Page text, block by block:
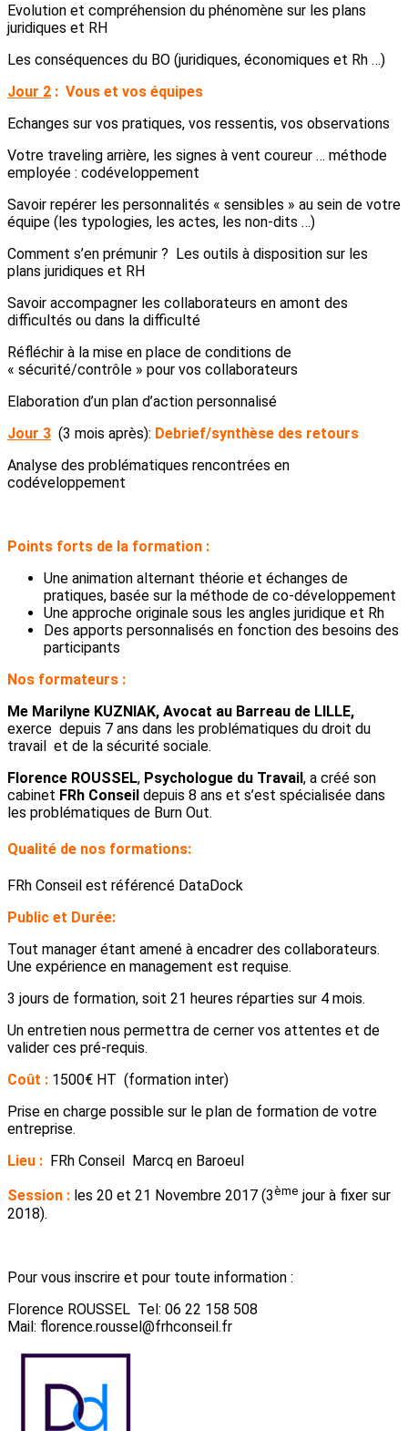
Evolution et compréhension du phénomène sur les plans
juridiques et RH
Les conséquences du BO (juridiques, économiques et Rh …)
Jour 2 : Vous et vos équipes
Echanges sur vos pratiques, vos ressentis, vos observations
Votre traveling arrière, les signes à vent coureur … méthode
employée : codéveloppement
Savoir repérer les personnalités « sensibles » au sein de votre
équipe (les typologies, les actes, les non-dits …)
Comment s’en prémunir ? Les outils à disposition sur les
plans juridiques et RH
Savoir accompagner les collaborateurs en amont des
difficultés ou dans la difficulté
Réfléchir à la mise en place de conditions de
« sécurité/contrôle » pour vos collaborateurs
Elaboration d’un plan d’action personnalisé
Jour 3 (3 mois après): Debrief/synthèse des retours
Analyse des problématiques rencontrées en
codéveloppement
Points forts de la formation :
Une animation alternant théorie et échanges de
pratiques, basée sur la méthode de co-développement
Une approche originale sous les angles juridique et Rh
Des apports personnalisés en fonction des besoins des
participants
Nos formateurs :
Me Marilyne KUZNIAK, Avocat au Barreau de LILLE,
exerce depuis 7 ans dans les problématiques du droit du
travail et de la sécurité sociale.
Florence ROUSSEL, Psychologue du Travail, a créé son
cabinet FRh Conseil depuis 8 ans et s’est spécialisée dans
les problématiques de Burn Out.
Qualité de nos formations:
FRh Conseil est référencé DataDock
Public et Durée:
Tout manager étant amené à encadrer des collaborateurs.
Une expérience en management est requise.
3 jours de formation, soit 21 heures réparties sur 4 mois.
Un entretien nous permettra de cerner vos attentes et de
valider ces pré-requis.
Coût : 1500€ HT (formation inter)
Prise en charge possible sur le plan de formation de votre
entreprise.
Lieu : FRh Conseil Marcq en Baroeul
Session : les 20 et 21 Novembre 2017 (3ème jour à fixer sur
2018).
Pour vous inscrire et pour toute information :
Florence ROUSSEL Tel: 06 22 158 508
Mail: florence.roussel@frhconseil.fr